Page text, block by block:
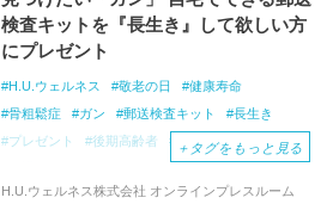
検査キットを『長生き』して欲しい方
にプレゼント
H.U.ウェルネス 敬老の日
健康寿命
骨粗鬆症
ガン 郵送検査キット
長生き
プレゼント
後期高齢者 シニア世代
骨折
腰痛
圧迫骨折 胃がん
ピロリ菌
＋ タグをもっと見る
H.U.ウェルネス株式会社 オンラインプレスルーム